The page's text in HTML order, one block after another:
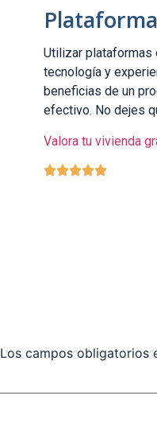
Utilizar plataformas
tecnología y
beneficias de un
efectivo. No dejes
Valora tu vivienda
Los campos obligatorios